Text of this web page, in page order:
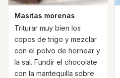
Masitas morenas
Triturar muy bien los
copos de trigo y mezclar
con el polvo de hornear y
la sal. Fundir el chocolate
con la mantequilla sobre